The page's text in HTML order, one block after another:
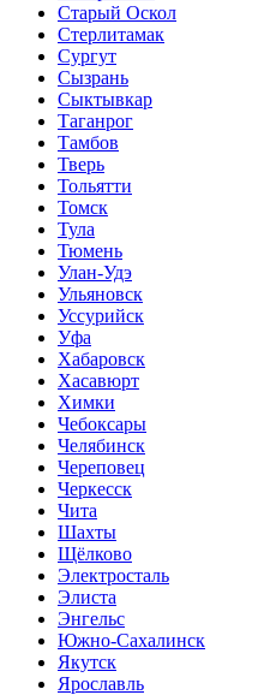
Старый Оскол
Стерлитамак
Сургут
Сызрань
Сыктывкар
Таганрог
Тамбов
Тверь
Тольятти
Томск
Тула
Тюмень
Улан-Удэ
Ульяновск
Уссурийск
Уфа
Хабаровск
Хасавюрт
Химки
Чебоксары
Челябинск
Череповец
Черкесск
Чита
Шахты
Щёлково
Электросталь
Элиста
Энгельс
Южно-Сахалинск
Якутск
Ярославль